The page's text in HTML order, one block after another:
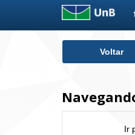
Voltar
Ir